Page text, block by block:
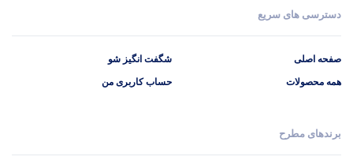
دسترسی های سریع
صفحه اصلی
همه محصولات
شگفت انگیز شو
حساب کاربری من
برندهای مطرح